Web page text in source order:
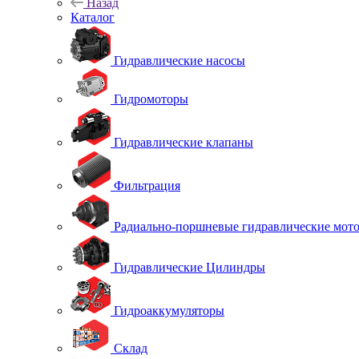
Назад
Каталог
Гидравлические насосы
Гидромоторы
Гидравлические клапаны
Фильтрация
Радиально-поршневые гидравлические
Гидравлические Цилиндры
Гидроаккумуляторы
Склад